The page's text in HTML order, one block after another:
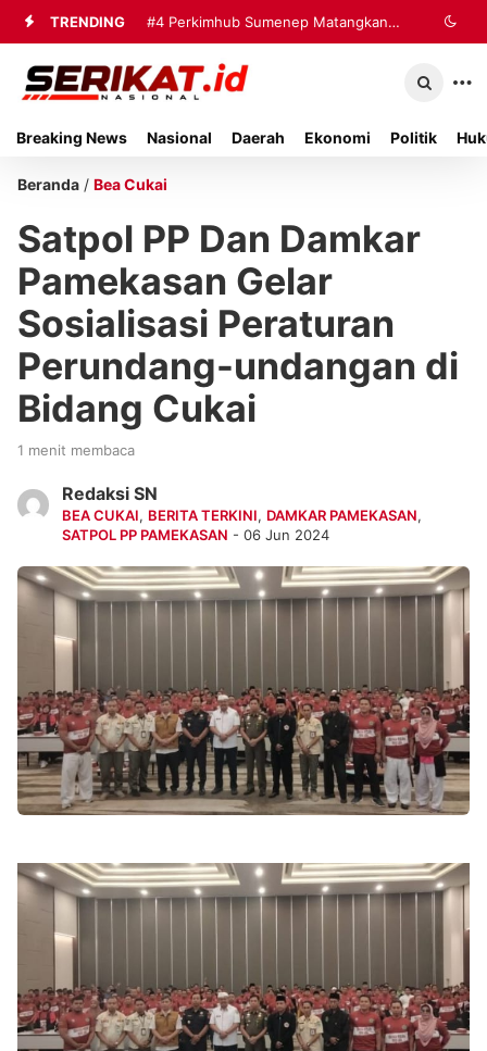
TRENDING #4 Perkimhub Sumenep Matangkan
Pelaksanaan RTLH 2026, Sebanyak
Breaking News Nasional Daerah Ekonomi Politik
Beranda / Bea Cukai
Satpol PP Dan Damkar
Pamekasan Gelar
Sosialisasi Peraturan
Perundang-undangan di
Bidang Cukai
1 menit membaca
Redaksi SN
BEA CUKAI, BERITA TERKINI, DAMKAR PAMEKASAN,
SATPOL PP PAMEKASAN - 06 Jun 2024